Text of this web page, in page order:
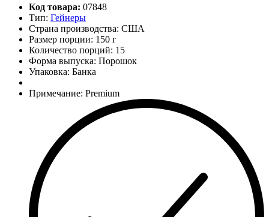
Код товара: 07848
Тип: Гейнеры
Страна производства: США
Размер порции: 150 г
Количество порций: 15
Форма выпуска: Порошок
Упаковка: Банка
Примечание: Premium